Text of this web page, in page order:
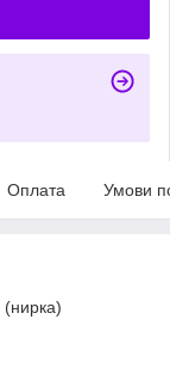
Оплата Умови
(нирка)